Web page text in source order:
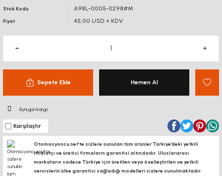
Stok Kodu A98L-0005-0298#M
Fiyat 45,00 USD + KDV
Sepete Ekle Hemen Al
Aynı gün kargo
Karşılaştır
Otomasyoncu.net’te sizlere sunulan tüm ürünler Türkiye’deki yetkili
ithalatçı ve üretici firmaların garantisi altındadır, Uluslararası
markaların sadece Türkiye için üretilen veya özelleştirilen ve yetkili
servislerin ülke garantisi sağladığı modelleri sizlere sunulmaktadır.